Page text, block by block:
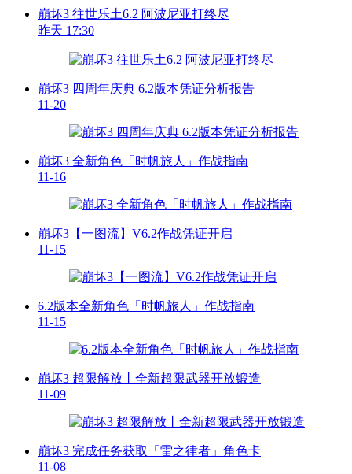
崩坏3 往世乐土6.2 阿波尼亚打终尽
昨天 17:30
崩坏3 四周年庆典 6.2版本凭证分析报告
11-20
崩坏3 全新角色「时帆旅人」作战指南
11-16
崩坏3【一图流】V6.2作战凭证开启
11-15
6.2版本全新角色「时帆旅人」作战指南
11-15
崩坏3 超限解放丨全新超限武器开放锻造
11-09
崩坏3 完成任务获取「雷之律者」角色卡
11-08